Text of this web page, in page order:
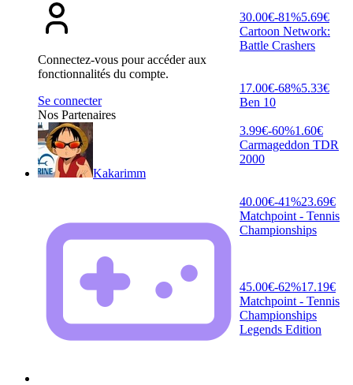
Connectez-vous pour accéder aux
fonctionnalités du compte.
Se connecter
Nos Partenaires
Kakarimm
30.00€-81%5.69€
Cartoon Network:
Battle Crashers
17.00€-68%5.33€
Ben 10
3.99€-60%1.60€
Carmageddon TDR
2000
40.00€-41%23.69€
Matchpoint - Tennis
Championships
45.00€-62%17.19€
Matchpoint - Tennis
Championships
Legends Edition